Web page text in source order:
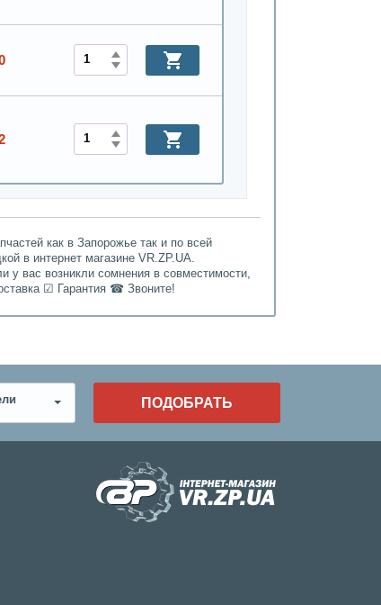
как в Запорожье так и по всей
в интернет магазине VR.ZP.UA.
у вас возникли сомнения в совместимости,
☑ Гарантия ☎ Звоните!
ПОДОБРАТЬ